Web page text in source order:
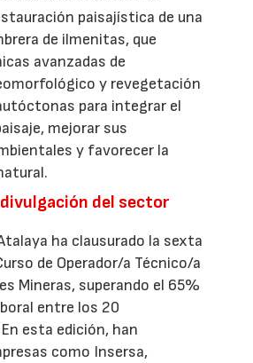
paisajística de una
de ilmenitas, que
avanzadas de
y revegetación
para integrar el
mejorar sus
y favorecer la
del sector
ha clausurado la sexta
de Operador/a Técnico/a
Mineras, superando el 65%
entre los 20
esta edición, han
como Insersa,